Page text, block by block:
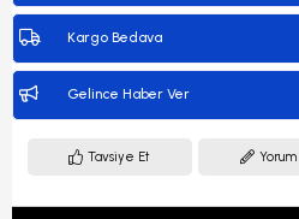
Kargo Bedava
Gelince Haber Ver
Tavsiye Et